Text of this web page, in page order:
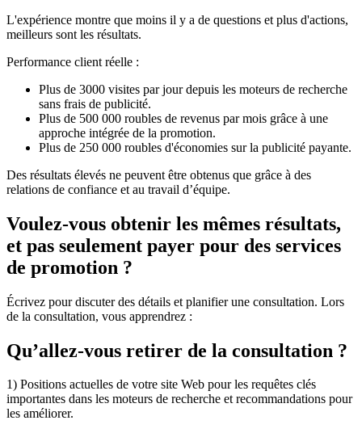
L'expérience montre que moins il y a de questions et plus d'actions,
meilleurs sont les résultats.
Performance client réelle :
Plus de 3000 visites par jour depuis les moteurs de recherche
sans frais de publicité.
Plus de 500 000 roubles de revenus par mois grâce à une
approche intégrée de la promotion.
Plus de 250 000 roubles d'économies sur la publicité payante.
Des résultats élevés ne peuvent être obtenus que grâce à des
relations de confiance et au travail d’équipe.
Voulez-vous obtenir les mêmes résultats,
et pas seulement payer pour des services
de promotion ?
Écrivez pour discuter des détails et planifier une consultation. Lors
de la consultation, vous apprendrez :
Qu’allez-vous retirer de la consultation ?
1) Positions actuelles de votre site Web pour les requêtes clés
importantes dans les moteurs de recherche et recommandations pour
les améliorer.